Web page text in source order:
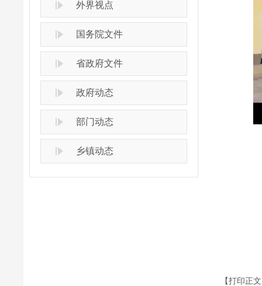
外界视点
国务院文件
省政府文件
政府动态
部门动态
乡镇动态
【打印正